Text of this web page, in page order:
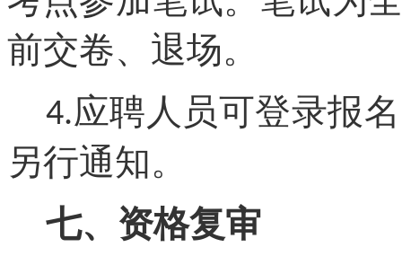
前交卷、退场。
4.应聘人员可登录报
另行通知。
七、资格复审